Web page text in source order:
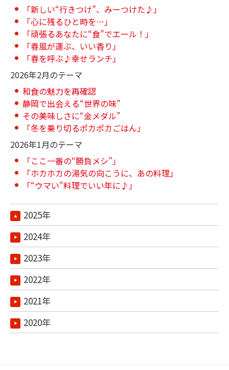
「新しい“行きつけ”、みーつけた♪」
「心に残るひと時を…」
「頑張るあなたに“食”でエール！」
「春風が運ぶ、いい香り」
「春を呼ぶ♪幸せランチ」
2026年2月のテーマ
和食の魅力を再確認
静岡で出会える“世界の味”
その美味しさに“金メダル”
「冬を乗り切るポカポカごはん」
2026年1月のテーマ
「ここ一番の“勝負メシ”」
「ホカホカの湯気の向こうに、あの料理」
「“ウマい"料理でいい年に♪」
2025年
2024年
2023年
2022年
2021年
2020年